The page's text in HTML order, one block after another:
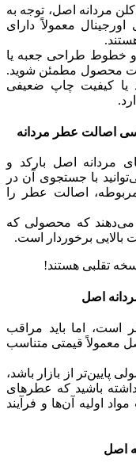
مردانه اصل، توجه به
معمولاً دارای
و خطوط طراحی جعبه یا
محصول مطمئن شوید.
یا کیفیت چاپ ضعیفی
اصالت عطر مردانه
مردانه اصل بارکد و
با جستجوی آن در
اصالت عطر را
می‌دهند که محصولی که
بالایی برخوردار است.
اصل
اما باید مراقب
معمولاً قیمتی متناسب
از بازار باشد،
باشید که عطرهای
اولیه آن‌ها و فرآیند
اصل